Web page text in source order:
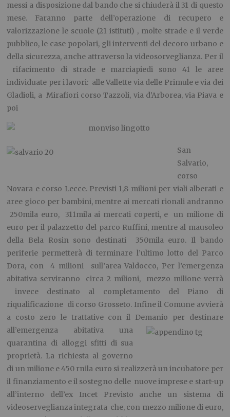
messi a disposizione dal bando che si chiuderà il 31 di questo
mese. Faranno parte dell’operazione di recupero e
valorizzazione le scuole (21 istituti) , molte strade e il verde
pubblico, le case popolari, gli interventi del decoro urbano e
della sicurezza, anche attraverso la videosorveglianza. Per il
rifacimento di strade e marciapiedi sono 41 le aree
individuate per i lavori: alle Vallette via delle Primule e via dei
Gladioli, a Mirafiori corso Tazzoli, via d’Arborea, via Piava e
poi
San
Salvario,
corso
Novara e corso Lecce. Previsti 1,8 milioni per viali alberati e
aree gioco per bambini, mentre ai mercati rionali andranno
250mila euro, 311mila ai mercati coperti, e un milione di
euro per il palazzetto del parco Ruffini, mentre al mausoleo
della Bela Rosin sono destinati 350mila euro. Il bando
periferie permetterà di terminare l’ultimo lotto del Parco
Dora, con 4 milioni sull’area Valdocco, Per l’emergenza
abitativa serviranno circa 2 milioni, mezzo milione verrà
invece destinato al completamento del Piano di
riqualificazione di corso Grosseto. Infine il Comune avvierà
a costo zero le trattative con il Demanio perdestinare
all’emergenza abitativa una
quarantina di alloggi sfitti di sua
proprietà. La richiesta al governo
di un milione e 450 rnila euro si realizzerà un incubatore per
il finanziamento e il sostegno delle nuove imprese e start-up
all’interno dell’ex Incet Previsto anche un sistema di
videoserveglianza integrata che, con mezzo milione di euro,